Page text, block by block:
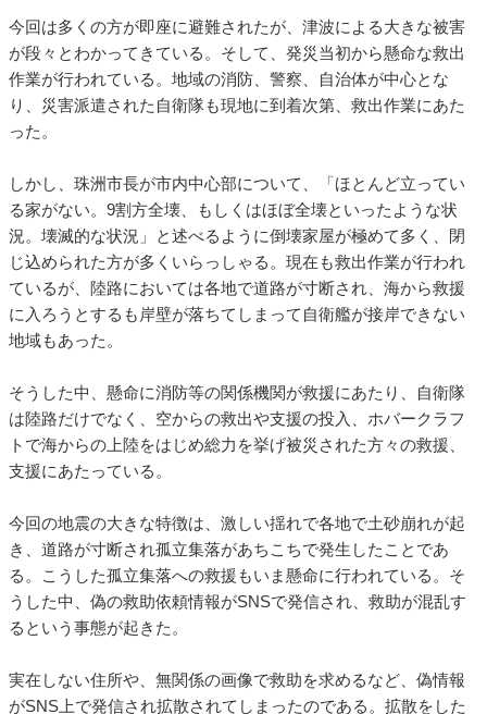
今回は多くの方が即座に避難されたが、津波による大きな被害
が段々とわかってきている。そして、発災当初から懸命な救出
作業が行われている。地域の消防、警察、自治体が中心とな
り、災害派遣された自衛隊も現地に到着次第、救出作業にあた
った。
しかし、珠洲市長が市内中心部について、「ほとんど立ってい
る家がない。9割方全壊、もしくはほぼ全壊といったような状
況。壊滅的な状況」と述べるように倒壊家屋が極めて多く、閉
じ込められた方が多くいらっしゃる。現在も救出作業が行われ
ているが、陸路においては各地で道路が寸断され、海から救援
に入ろうとするも岸壁が落ちてしまって自衛艦が接岸できない
地域もあった。
そうした中、懸命に消防等の関係機関が救援にあたり、自衛隊
は陸路だけでなく、空からの救出や支援の投入、ホバークラフ
トで海からの上陸をはじめ総力を挙げ被災された方々の救援、
支援にあたっている。
今回の地震の大きな特徴は、激しい揺れで各地で土砂崩れが起
き、道路が寸断され孤立集落があちこちで発生したことであ
る。こうした孤立集落への救援もいま懸命に行われている。そ
うした中、偽の救助依頼情報がSNSで発信され、救助が混乱す
るという事態が起きた。
実在しない住所や、無関係の画像で救助を求めるなど、偽情報
がSNS上で発信され拡散されてしまったのである。拡散をした